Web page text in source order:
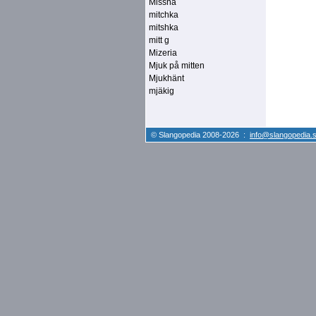
Missna
mitchka
mitshka
mitt g
Mizeria
Mjuk på mitten
Mjukhänt
mjäkig
© Slangopedia 2008-2026 :